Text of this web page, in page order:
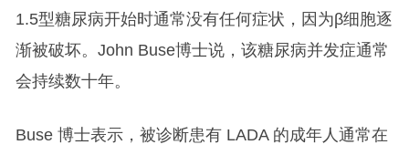
1.5型糖尿病开始时通常没有任何症状，因为β细胞逐
渐被破坏。John Buse博士说，该糖尿病并发症通常
会持续数十年。
Buse 博士表示，被诊断患有 LADA 的成年人通常在